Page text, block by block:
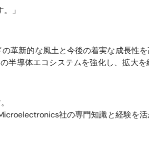
」
革新的な風土と今後の着実な成長性
半導体エコシステムを強化し、拡大
社の専門知識と経験を